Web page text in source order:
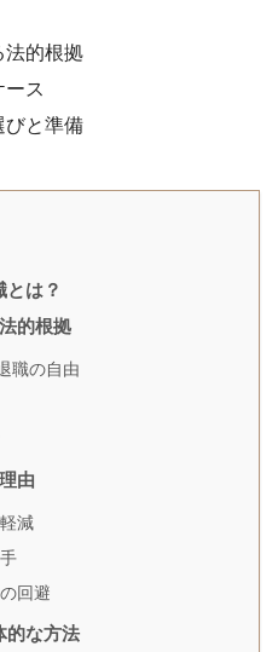
法的根拠
ース
びと準備
とは？
的根拠
職の自由
由
減
回避
的な方法